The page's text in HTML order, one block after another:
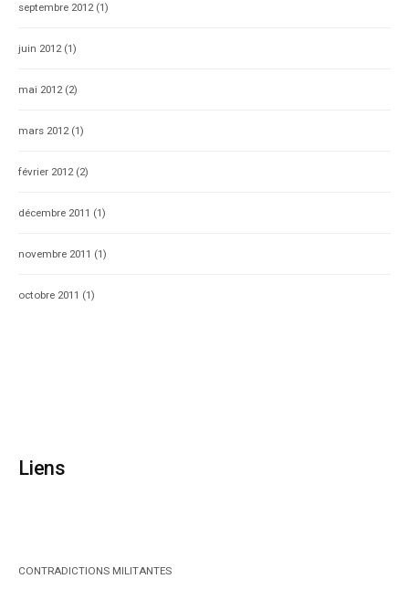
septembre 2012(1)
juin 2012(1)
mai 2012(2)
mars 2012(1)
février 2012(2)
décembre 2011 (1)
novembre 2011 (1)
octobre 2011 (1)
Liens
CONTRADICTIONS MILITANTES